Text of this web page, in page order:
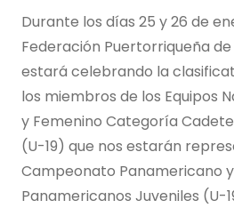
Durante los días 25 y 26 de
Federación Puertorriqueña de
estará celebrando la
los miembros de los Equipos
y Femenino Categoría
(U-19) que nos estarán
Campeonato Panamericano
Panamericanos Juveniles (U-